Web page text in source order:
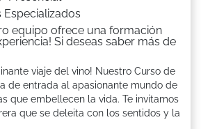
Especializados
equipo ofrece una formación
Si deseas saber más de
viaje del vino! Nuestro Curso de
de entrada al apasionante mundo de
que embellecen la vida. Te invitamos
que se deleita con los sentidos y la